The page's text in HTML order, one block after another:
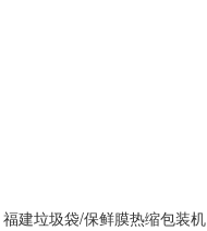
福建垃圾袋/保鲜膜热缩包装机